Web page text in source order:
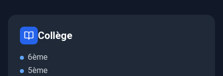
Collège
6ème
5ème